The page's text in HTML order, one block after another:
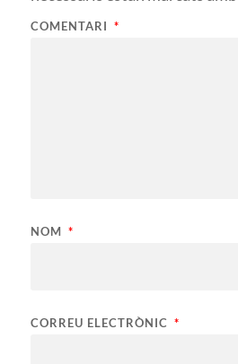
COMENTARI *
NOM *
CORREU ELECTRÒNIC *